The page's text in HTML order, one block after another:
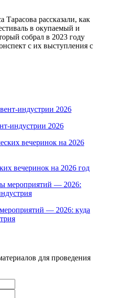
рассказали, как
в окупаемый и
собрал в 2023 году
с их выступления с
индустрии 2026
вечеринок на 2026 год
— 2026: куда
для проведения